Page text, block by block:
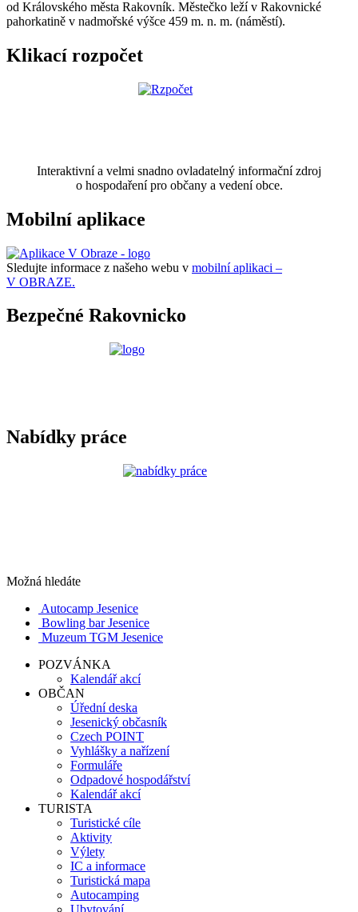
od Královského města Rakovník. Městečko leží v Rakovnické
pahorkatině v nadmořské výšce 459 m. n. m. (náměstí).
Klikací rozpočet
Interaktivní a velmi snadno ovladatelný informační zdroj
o hospodaření pro občany a vedení obce.
Mobilní aplikace
Sledujte informace z našeho webu v mobilní aplikaci –
V OBRAZE.
Bezpečné Rakovnicko
Nabídky práce
Možná hledáte
Autocamp Jesenice
Bowling bar Jesenice
Muzeum TGM Jesenice
POZVÁNKA
Kalendář akcí
OBČAN
Úřední deska
Jesenický občasník
Czech POINT
Vyhlášky a nařízení
Formuláře
Odpadové hospodářství
Kalendář akcí
TURISTA
Turistické cíle
Aktivity
Výlety
IC a informace
Turistická mapa
Autocamping